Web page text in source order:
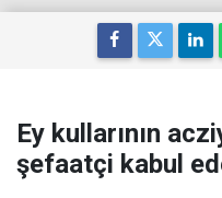
Ey kullarının
şefaatçi kabul